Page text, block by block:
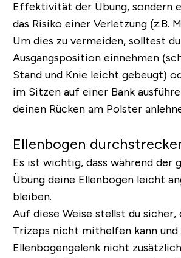
Effektivität der Übung, sondern
das Risiko einer Verletzung (z.B.
Um dies zu vermeiden, solltest
Ausgangsposition einnehmen
Stand und Knie leicht gebeugt)
im Sitzen auf einer Bank
deinen Rücken am Polster
Ellenbogen
Es ist wichtig, dass während der
Übung deine Ellenbogen leicht
bleiben.
Auf diese Weise stellst du sicher,
Trizeps nicht mithelfen kann und
Ellenbogengelenk nicht